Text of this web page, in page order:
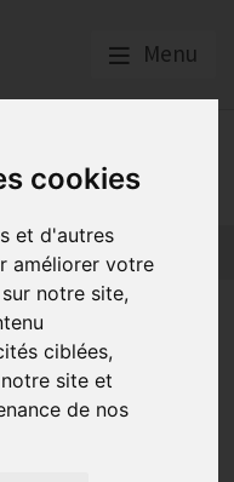
cookies
et d'autres
améliorer votre
notre site,
ciblées,
site et
de nos
Menu
partenaires
-
bien
carrière et
?